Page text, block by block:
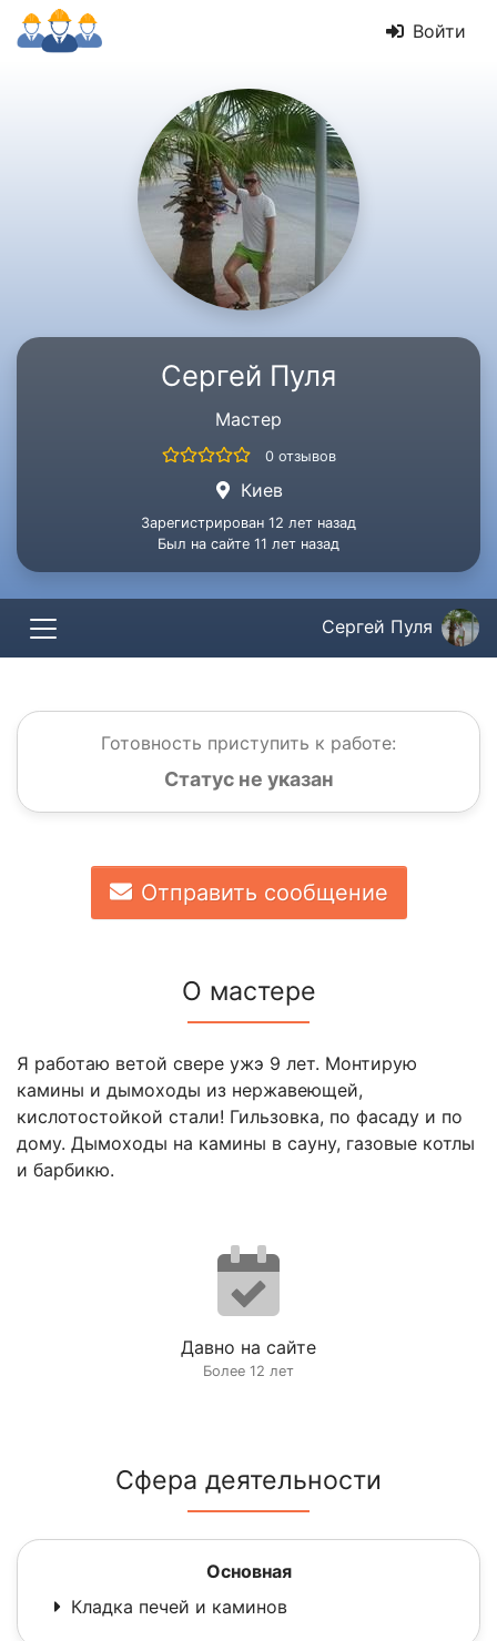
Войти
Сергей Пуля
Мастер
0 отзывов
Киев
Зарегистрирован 12 лет назад
Был на сайте 11 лет назад
Сергей Пуля
Готовность приступить к работе:
Статус не указан
Отправить сообщение
О мастере
Я работаю ветой свере ужэ 9 лет. Монтирую
камины и дымоходы из нержавеющей,
кислотостойкой стали! Гильзовка, по фасаду и по
дому. Дымоходы на камины в сауну, газовые котлы
и барбикю.
Давно на сайте
Более 12 лет
Сфера деятельности
Основная
Кладка печей и каминов